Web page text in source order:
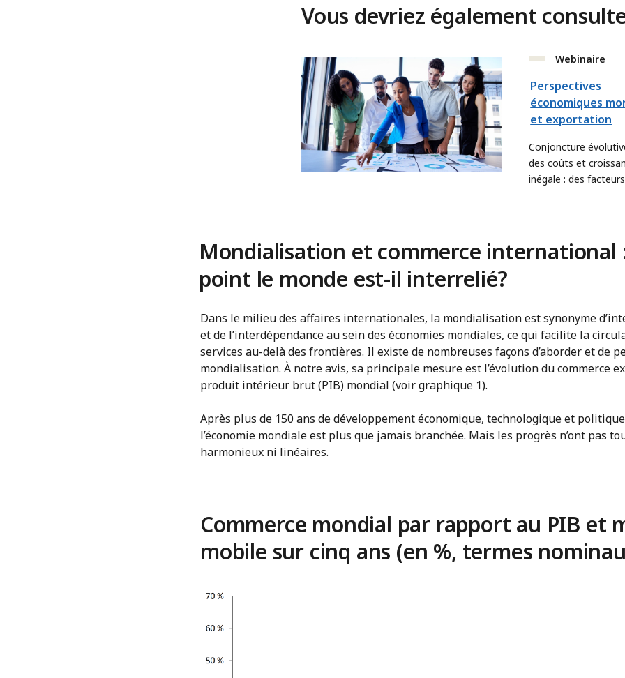
Vous devriez également
Webinaire
Perspectives
économiques
et exportation
Conjoncture
des coûts et
inégale : des
Mondialisation et commerce international
point le monde est-il interrelié?
Dans le milieu des affaires internationales, la mondialisation est synonyme
et de l’interdépendance au sein des économies mondiales, ce qui facilite la
services au-delà des frontières. Il existe de nombreuses façons d’aborder et de
mondialisation. À notre avis, sa principale mesure est l’évolution du commerce
produit intérieur brut (PIB) mondial (voir graphique 1).
Après plus de 150 ans de développement économique, technologique et
l’économie mondiale est plus que jamais branchée. Mais les progrès n’ont pas
harmonieux ni linéaires.
Commerce mondial par rapport au PIB et
mobile sur cinq ans (en %, termes